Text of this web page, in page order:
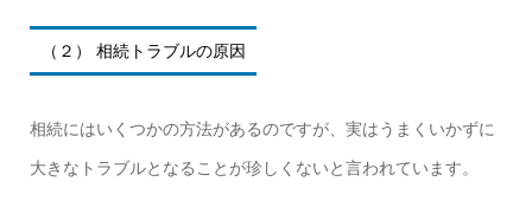
（２） 相続トラブルの原因
相続にはいくつかの方法があるのですが、実はうまくいかずに
大きなトラブルとなることが珍しくないと言われています。